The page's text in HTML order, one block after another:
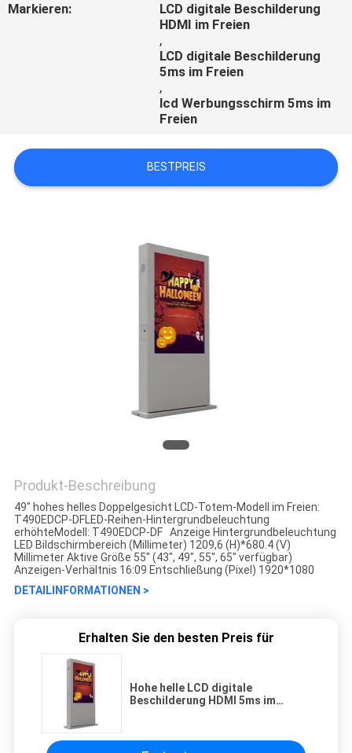
NACHRICHTEN
Markieren:
LCD digitale Beschilderung
HDMI im Freien
,
LCD digitale Beschilderung
5ms im Freien
,
lcd Werbungsschirm 5ms im
Freien
BESTPREIS
Produkt-Beschreibung
49" hohes helles Doppelgesicht LCD-Totem-Modell im Freien:
T490EDCP-DFLED-Reihen-Hintergrundbeleuchtung
erhöhteModell: T490EDCP-DF Anzeige Hintergrundbeleuchtung
LED Bildschirmbereich (Millimeter) 1209,6 (H)*680.4 (V)
Millimeter Aktive Größe 55" (43", 49", 55", 65" verfügbar)
Anzeigen-Verhältnis 16:09 Entschließung (Pixel) 1920*1080
DETAILINFORMATIONEN >
Erhalten Sie den besten Preis für
Hohe helle LCD digitale
Beschilderung HDMI 5ms im